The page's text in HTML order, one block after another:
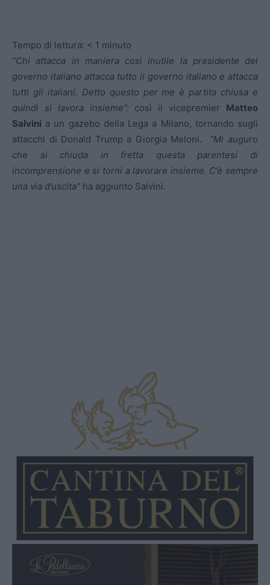
Tempo di lettura: < 1 minuto
“Chi attacca in maniera così inutile la presidente del
governo italiano attacca tutto il governo italiano e attacca
tutti gli italiani. Detto questo per me è partita chiusa e
quindi si lavora insieme”: così il vicepremier Matteo
Salvini a un gazebo della Lega a Milano, tornando sugli
attacchi di Donald Trump a Giorgia Meloni.
“Mi auguro
che si chiuda in fretta questa parentesi di
incomprensione e si torni a lavorare insieme. C’è sempre
una via d’uscita” ha aggiunto Salvini.